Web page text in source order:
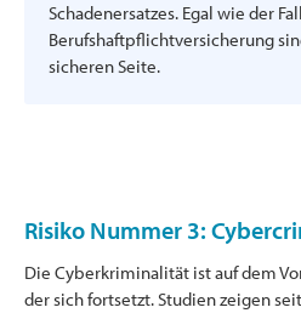
Schadenersatzes. Egal wie der
Berufshaftpflichtversicherung
sicheren Seite.
Risiko Nummer 3:
Die Cyberkriminalität ist auf dem
der sich fortsetzt. Studien zeigen